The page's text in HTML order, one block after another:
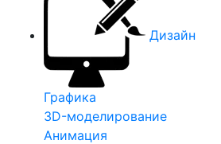
Дизайн
Графика
3D-моделирование
Анимация